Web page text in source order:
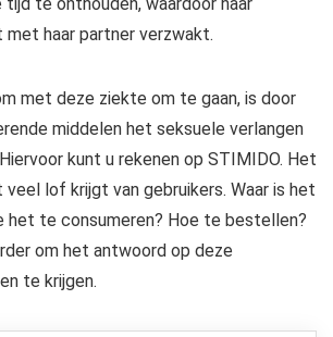
haar partner verzwakt.
met deze ziekte om te gaan, is door
middelen het seksuele verlangen
kunt u rekenen op STIMIDO. Het
veel lof krijgt van gebruikers. Waar is het
het te consumeren? Hoe te bestellen?
om het antwoord op deze
te krijgen.